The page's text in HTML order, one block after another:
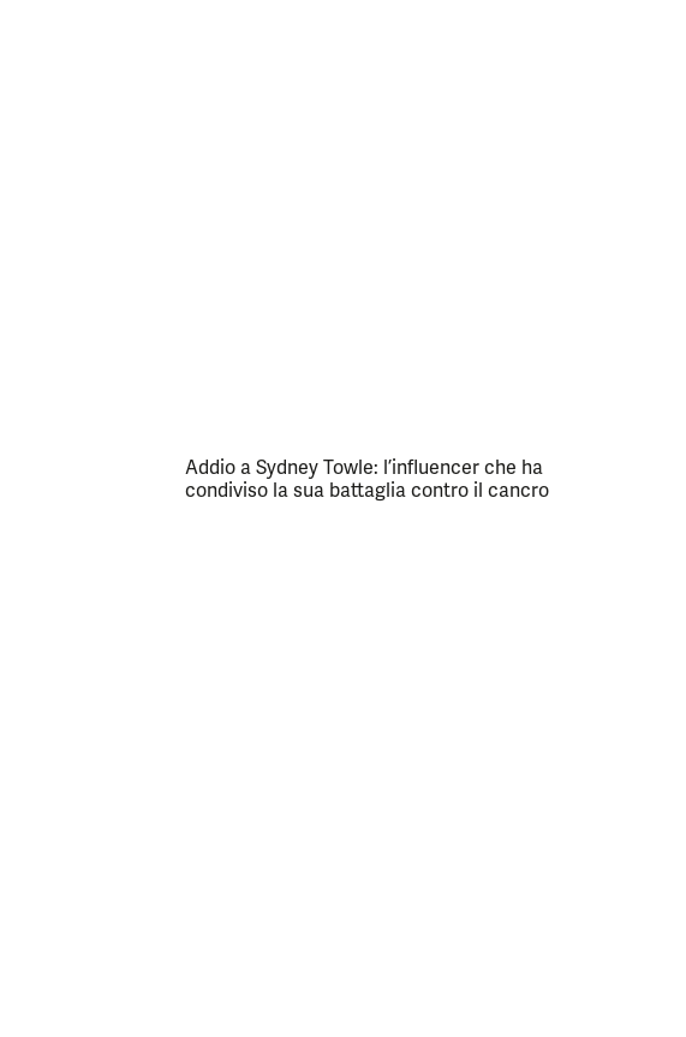
Addio a Sydney Towle: l’influencer che ha
condiviso la sua battaglia contro il cancro